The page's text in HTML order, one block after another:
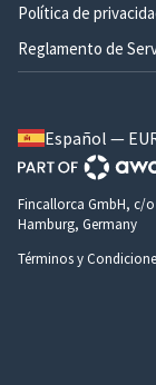
Política de
Reglamento de
Español —
Fincallorca GmbH, c/o
Hamburg, Germany
Términos y